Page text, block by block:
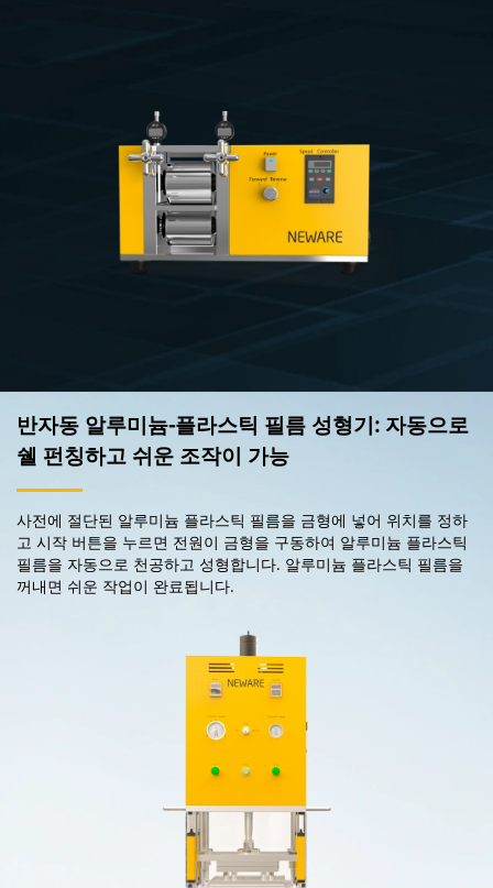
반자동 알루미늄-플라스틱 필름 성형기: 자동으로
쉘 펀칭하고 쉬운 조작이 가능
사전에 절단된 알루미늄 플라스틱 필름을 금형에 넣어 위치를 정하
고 시작 버튼을 누르면 전원이 금형을 구동하여 알루미늄 플라스틱
필름을 자동으로 천공하고 성형합니다. 알루미늄 플라스틱 필름을
꺼내면 쉬운 작업이 완료됩니다.